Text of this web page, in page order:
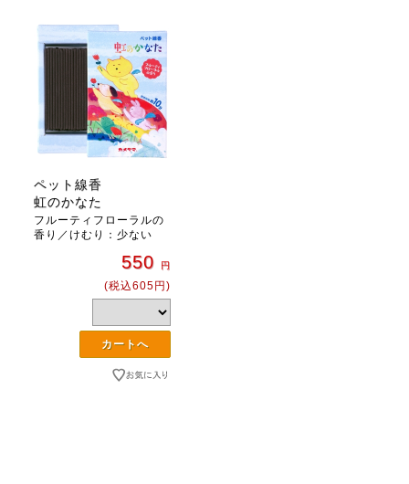
ペット線香
虹のかなた
フルーティフローラルの
香り／けむり：少ない
550 円
(税込605円)